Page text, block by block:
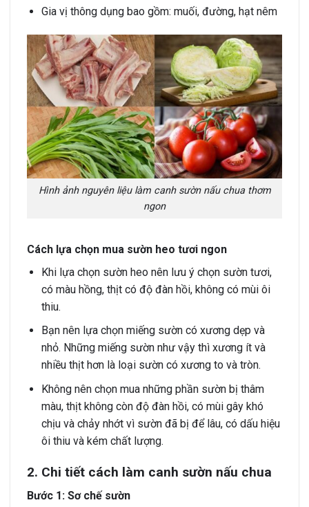
Gia vị thông dụng bao gồm: muối, đường, hạt nêm
Hình ảnh nguyên liệu làm canh sườn nấu chua thơm
ngon
Cách lựa chọn mua sườn heo tươi ngon
Khi lựa chọn sườn heo nên lưu ý chọn sườn tươi,
có màu hồng, thịt có độ đàn hồi, không có mùi ôi
thiu.
Bạn nên lựa chọn miếng sườn có xương dẹp và
nhỏ. Những miếng sườn như vậy thì xương ít và
nhiều thịt hơn là loại sườn có xương to và tròn.
Không nên chọn mua những phần sườn bị thâm
màu, thịt không còn độ đàn hồi, có mùi gây khó
chịu và chảy nhớt vì sườn đã bị để lâu, có dấu hiệu
ôi thiu và kém chất lượng.
2. Chi tiết cách làm canh sườn nấu chua
Bước 1: Sơ chế sườn